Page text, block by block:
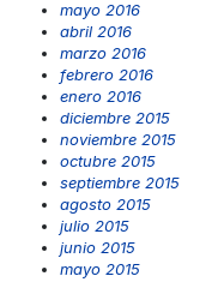
mayo 2016
abril 2016
marzo 2016
febrero 2016
enero 2016
diciembre 2015
noviembre 2015
octubre 2015
septiembre 2015
agosto 2015
julio 2015
junio 2015
mayo 2015